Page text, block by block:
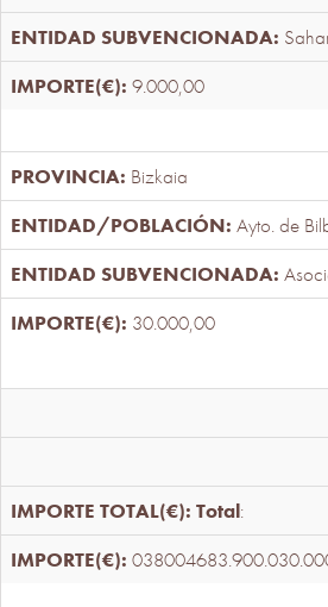
9.000,00
Bizkaia
Ayto. de
30.000,00
Total: